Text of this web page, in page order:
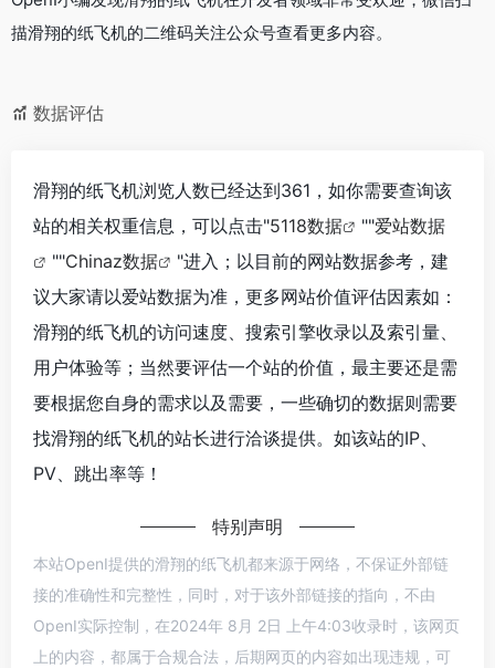
描滑翔的纸飞机的二维码关注公众号查看更多内容。
数据评估
滑翔的纸飞机浏览人数已经达到361，如你需要查询该
站的相关权重信息，可以点击"5118数据 ""爱站数据
""Chinaz数据
"进入；以目前的网站数据参考，建
议大家请以爱站数据为准，更多网站价值评估因素如：
滑翔的纸飞机的访问速度、搜索引擎收录以及索引量、
用户体验等；当然要评估一个站的价值，最主要还是需
要根据您自身的需求以及需要，一些确切的数据则需要
找滑翔的纸飞机的站长进行洽谈提供。如该站的IP、
PV、跳出率等！
特别声明
本站OpenI提供的滑翔的纸飞机都来源于网络，不保证外部链
接的准确性和完整性，同时，对于该外部链接的指向，不由
OpenI实际控制，在2024年 8月 2日 上午4:03收录时，该网页
上的内容，都属于合规合法，后期网页的内容如出现违规，可